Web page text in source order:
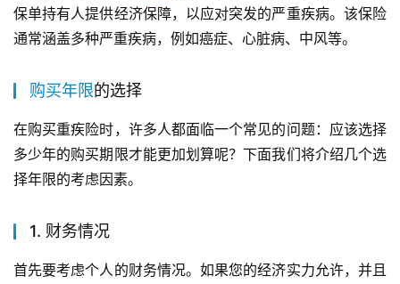
保单持有人提供经济保障，以应对突发的严重疾病。该保险
通常涵盖多种严重疾病，例如癌症、心脏病、中风等。
购买年限的选择
在购买重疾险时，许多人都面临一个常见的问题：应该选择
多少年的购买期限才能更加划算呢？下面我们将介绍几个选
择年限的考虑因素。
1. 财务情况
首先要考虑个人的财务情况。如果您的经济实力允许，并且